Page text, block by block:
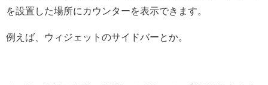
を設置した場所にカウンターを表示できます。
例えば、ウィジェットのサイドバーとか。